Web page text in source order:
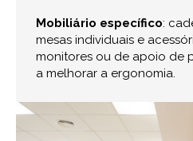
Mobiliário específico:
mesas individuais e
monitores ou de apoio de
a melhorar a ergonomia.